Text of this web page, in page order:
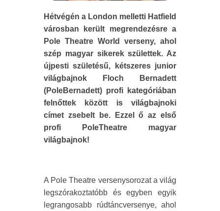
Hétvégén a London melletti Hatfield
városban került megrendezésre a
Pole Theatre World verseny, ahol
szép magyar sikerek születtek. Az
újpesti születésű, kétszeres junior
világbajnok Floch Bernadett
(PoleBernadett) profi kategóriában
felnőttek között is világbajnoki
címet zsebelt be. Ezzel ő az első
profi PoleTheatre magyar
világbajnok!
A Pole Theatre versenysorozat a világ
legszórakoztatóbb és egyben egyik
legrangosabb rúdtáncversenye, ahol